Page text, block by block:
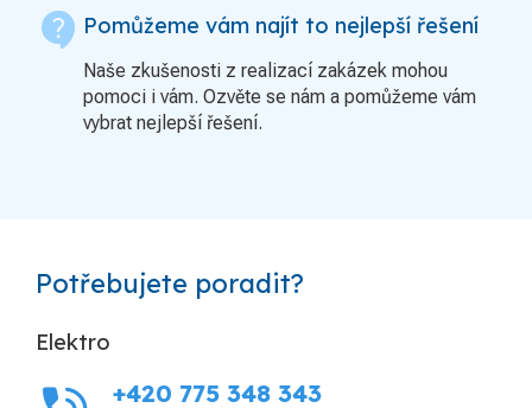
contact_support Pomůžeme vám najít to nejlepší řešení
Naše zkušenosti z realizací zakázek mohou
pomoci i vám. Ozvěte se nám a pomůžeme vám
vybrat nejlepší řešení.
Potřebujete poradit?
Elektro
+420 775 348 343